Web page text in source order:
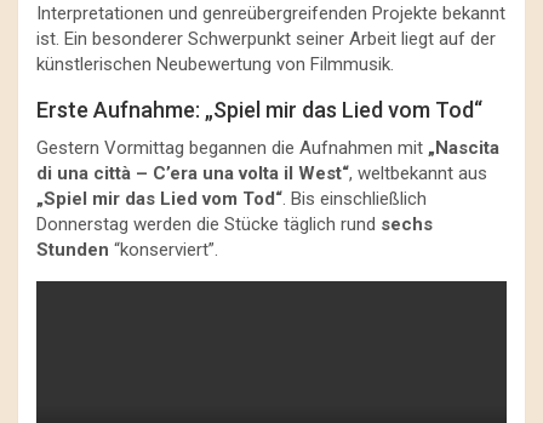
Interpretationen und genreübergreifenden Projekte bekannt
ist. Ein besonderer Schwerpunkt seiner Arbeit liegt auf der
künstlerischen Neubewertung von Filmmusik.
Erste Aufnahme: „Spiel mir das Lied vom Tod“
Gestern Vormittag begannen die Aufnahmen mit „Nascita
di una città – C’era una volta il West“, weltbekannt aus
„Spiel mir das Lied vom Tod“. Bis einschließlich
Donnerstag werden die Stücke täglich rund sechs
Stunden “konserviert”.